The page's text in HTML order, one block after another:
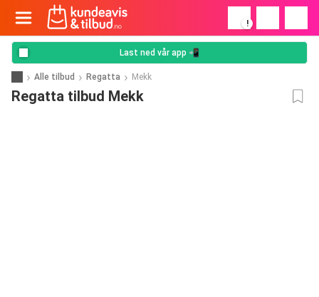
!
Last ned vår app 📲
Alle tilbud Regatta Mekk
Regatta tilbud Mekk